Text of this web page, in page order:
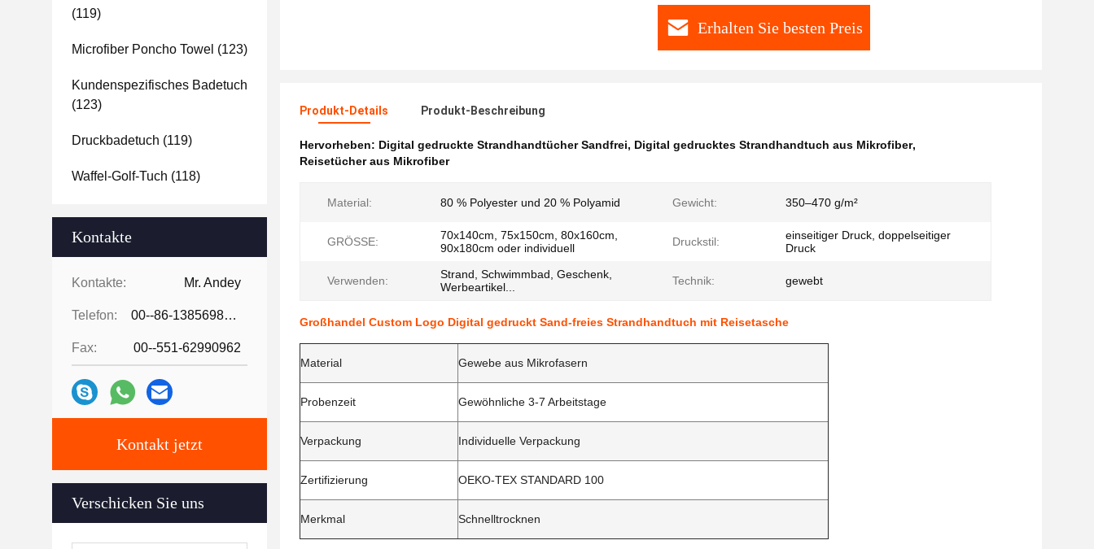
(119)
Microfiber Poncho Towel (123)
Kundenspezifisches Badetuch
(123)
Druckbadetuch (119)
Waffel-Golf-Tuch (118)
Kontakte
Kontakte: Mr. Andey
Telefon: 00--86-13856986218
Fax: 00--551-62990962
Kontakt jetzt
Verschicken Sie uns
Erhalten Sie besten Preis
Produkt-Details Produkt-Beschreibung
Hervorheben: Digital gedruckte Strandhandtücher Sandfrei, Digital gedrucktes Strandhandtuch aus Mikrofiber,
Reisetücher aus Mikrofiber
Material: 80 % Polyester und 20 % Polyamid Gewicht: 350–470 g/m²
GRÖSSE:
70x140cm, 75x150cm, 80x160cm,
90x180cm oder individuell
Druckstil:
einseitiger Druck, doppelseitiger
Druck
Verwenden:
Strand, Schwimmbad, Geschenk,
Werbeartikel...
Technik: gewebt
Großhandel Custom Logo Digital gedruckt Sand-freies Strandhandtuch mit Reisetasche
Material Gewebe aus Mikrofasern
Probenzeit Gewöhnliche 3-7 Arbeitstage
Verpackung Individuelle Verpackung
Zertifizierung OEKO-TEX STANDARD 100
Merkmal Schnelltrocknen